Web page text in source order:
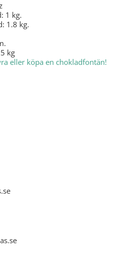
1 kg.
1.8 kg.
kg
eller köpa en chokladfontän!